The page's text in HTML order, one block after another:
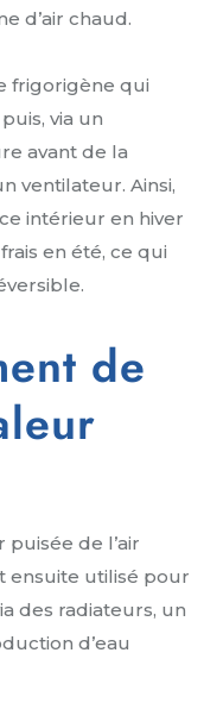
d’air chaud.
frigorigène qui
via un
avant de la
ventilateur. Ainsi,
intérieur en hiver
en été, ce qui
de
de l’air
ensuite utilisé pour
des radiateurs, un
d’eau